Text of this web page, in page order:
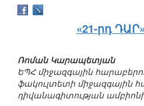
«21-րդ
Ռոման Կարապետյան
ԵՊՀ միջազգային
ֆակուլտետի միջազգային
դիվանագիտության